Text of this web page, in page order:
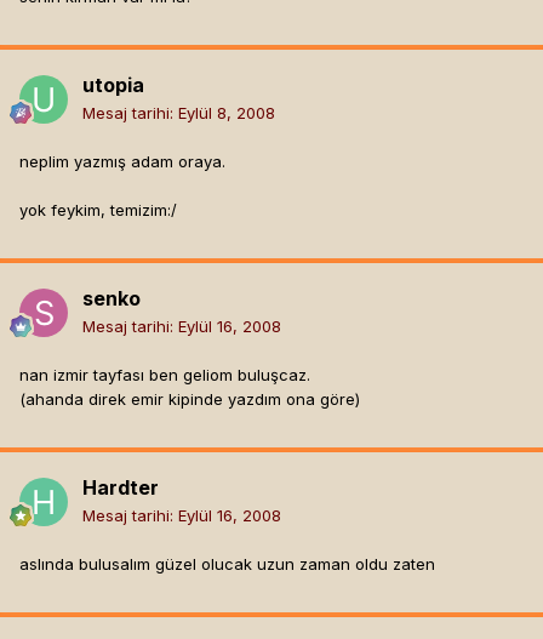
utopia
Mesaj tarihi: Eylül 8, 2008
neplim yazmış adam oraya.
yok feykim, temizim:/
senko
Mesaj tarihi: Eylül 16, 2008
nan izmir tayfası ben geliom buluşcaz.
(ahanda direk emir kipinde yazdım ona göre)
Hardter
Mesaj tarihi: Eylül 16, 2008
aslında bulusalım güzel olucak uzun zaman oldu zaten